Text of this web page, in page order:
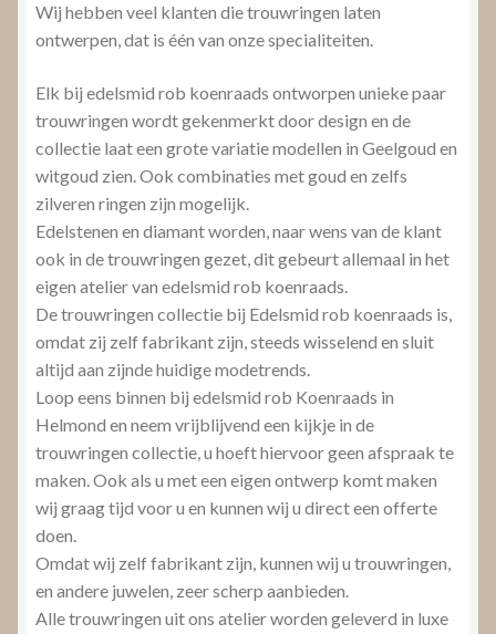
Wij hebben veel klanten die trouwringen laten
ontwerpen, dat is één van onze specialiteiten.
Elk bij edelsmid rob koenraads ontworpen unieke paar
trouwringen wordt gekenmerkt door design en de
collectie laat een grote variatie modellen in Geelgoud en
witgoud zien. Ook combinaties met goud en zelfs
zilveren ringen zijn mogelijk.
Edelstenen en diamant worden, naar wens van de klant
ook in de trouwringen gezet, dit gebeurt allemaal in het
eigen atelier van edelsmid rob koenraads.
De trouwringen collectie bij Edelsmid rob koenraads is,
omdat zij zelf fabrikant zijn, steeds wisselend en sluit
altijd aan zijnde huidige modetrends.
Loop eens binnen bij edelsmid rob Koenraads in
Helmond en neem vrijblijvend een kijkje in de
trouwringen collectie, u hoeft hiervoor geen afspraak te
maken. Ook als u met een eigen ontwerp komt maken
wij graag tijd voor u en kunnen wij u direct een offerte
doen.
Omdat wij zelf fabrikant zijn, kunnen wij u trouwringen,
en andere juwelen, zeer scherp aanbieden.
Alle trouwringen uit ons atelier worden geleverd in luxe